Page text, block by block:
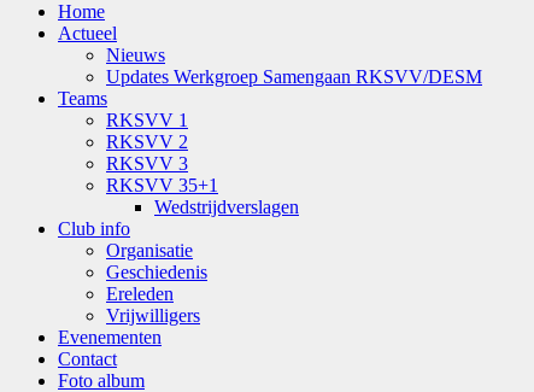
Home
Actueel
Nieuws
Updates Werkgroep Samengaan RKSVV/DESM
Teams
RKSVV 1
RKSVV 2
RKSVV 3
RKSVV 35+1
Wedstrijdverslagen
Club info
Organisatie
Geschiedenis
Ereleden
Vrijwilligers
Evenementen
Contact
Foto album